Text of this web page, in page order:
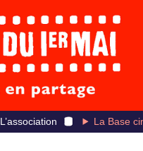
L’association La Base